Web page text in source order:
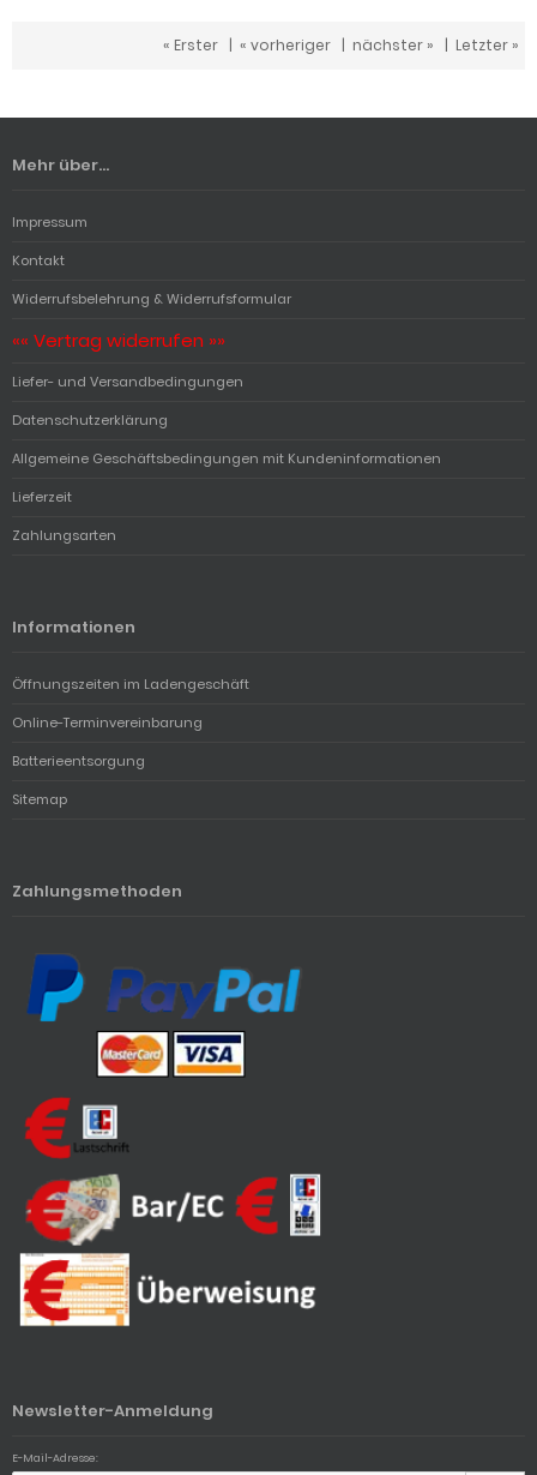
« Erster | « vorheriger | nächster » | Letzter »
Mehr über...
Impressum
Kontakt
Widerrufsbelehrung & Widerrufsformular
«« Vertrag widerrufen »»
Liefer- und Versandbedingungen
Datenschutzerklärung
Allgemeine Geschäftsbedingungen mit Kundeninformationen
Lieferzeit
Zahlungsarten
Informationen
Öffnungszeiten im Ladengeschäft
Online-Terminvereinbarung
Batterieentsorgung
Sitemap
Zahlungsmethoden
Newsletter-Anmeldung
E-Mail-Adresse: